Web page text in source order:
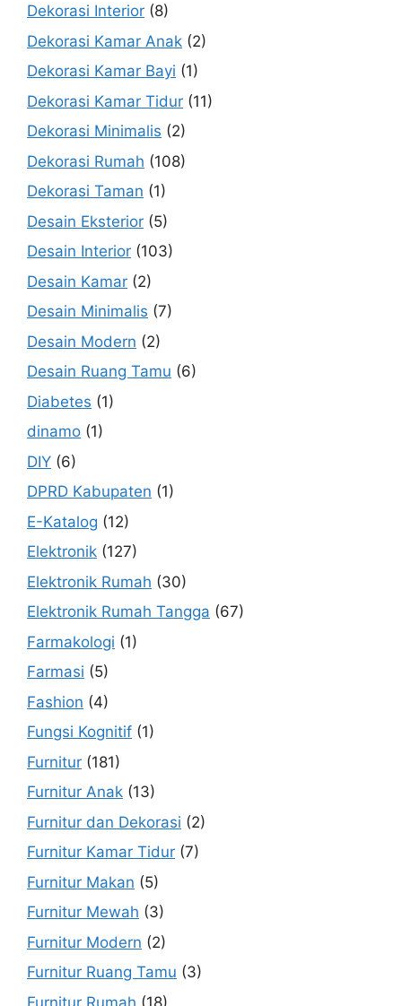
Dekorasi Interior (8)
Dekorasi Kamar Anak (2)
Dekorasi Kamar Bayi (1)
Dekorasi Kamar Tidur (11)
Dekorasi Minimalis (2)
Dekorasi Rumah (108)
Dekorasi Taman (1)
Desain Eksterior (5)
Desain Interior (103)
Desain Kamar (2)
Desain Minimalis (7)
Desain Modern (2)
Desain Ruang Tamu (6)
Diabetes (1)
dinamo (1)
DIY (6)
DPRD Kabupaten (1)
E-Katalog (12)
Elektronik (127)
Elektronik Rumah (30)
Elektronik Rumah Tangga (67)
Farmakologi (1)
Farmasi (5)
Fashion (4)
Fungsi Kognitif (1)
Furnitur (181)
Furnitur Anak (13)
Furnitur dan Dekorasi (2)
Furnitur Kamar Tidur (7)
Furnitur Makan (5)
Furnitur Mewah (3)
Furnitur Modern (2)
Furnitur Ruang Tamu (3)
Furnitur Rumah (18)